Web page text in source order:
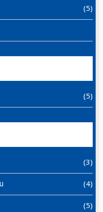
(5)
(5)
(3)
(4)
(5)